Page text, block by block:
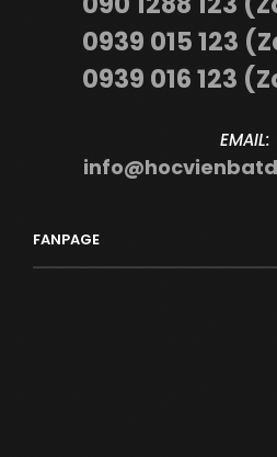
0939 015 123
0939 016 123
EMAIL:
FANPAGE